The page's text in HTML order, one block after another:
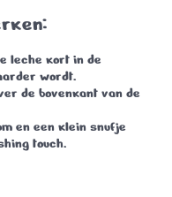
leche kort in de
wordt.
de bovenkant van de
en een klein snufje
touch.